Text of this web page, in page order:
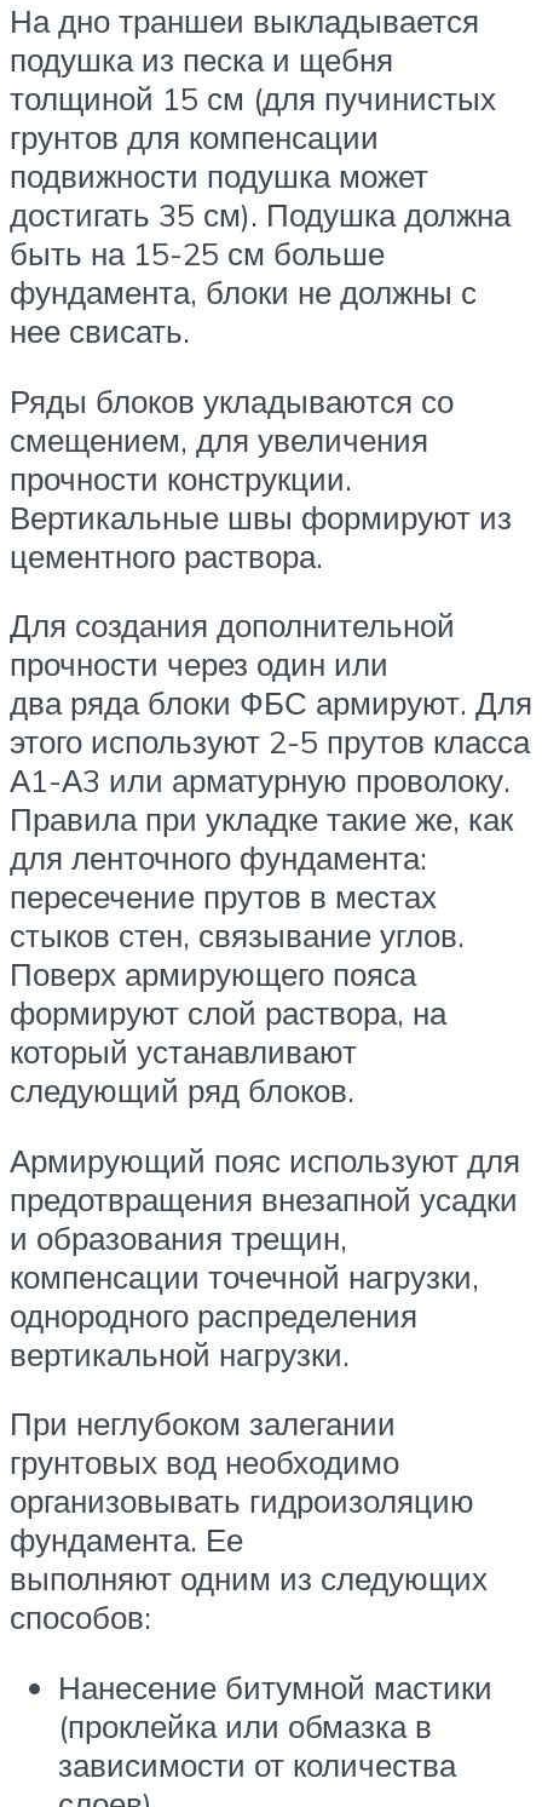
На дно траншеи выкладывается
подушка из песка и щебня
толщиной 15 см (для пучинистых
грунтов для компенсации
подвижности подушка может
достигать 35 см). Подушка должна
быть на 15-25 см больше
фундамента, блоки не должны с
нее свисать.
Ряды блоков укладываются со
смещением, для увеличения
прочности конструкции.
Вертикальные швы формируют из
цементного раствора.
Для создания дополнительной
прочности через один или
два ряда блоки ФБС армируют. Для
этого используют 2-5 прутов класса
А1-А3 или арматурную проволоку.
Правила при укладке такие же, как
для ленточного фундамента:
пересечение прутов в местах
стыков стен, связывание углов.
Поверх армирующего пояса
формируют слой раствора, на
который устанавливают
следующий ряд блоков.
Армирующий пояс используют для
предотвращения внезапной усадки
и образования трещин,
компенсации точечной нагрузки,
однородного распределения
вертикальной нагрузки.
При неглубоком залегании
грунтовых вод необходимо
организовывать гидроизоляцию
фундамента. Ее
выполняют одним из следующих
способов:
Нанесение битумной мастики
(проклейка или обмазка в
зависимости от количества